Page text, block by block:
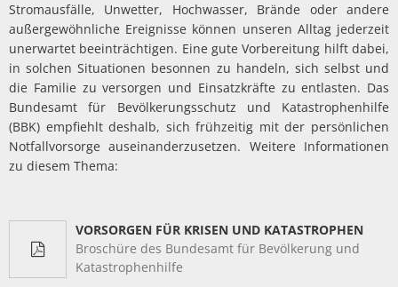
Wahlen
Flüchtlingshilfe
Stadtradeln
Mitarbeitende
Kinder- und
Streetwork / Mobile
Kultur
Freizeit
Bürgermobil
Grillplätze
DGHs
Bürgerhaus
Fahrpläne
Müllabfuhr
Unterkünfte
Gruppenangebote & Führungen
Historisches erleben
Freizeitangebote
Industrie- und Gewerbeflächen
Städtebauförderung Lebendige Zentren ISEK
Dorfentwicklung IKEK
Katastrophen
Stromausfälle, Unwetter, Hochwasser, Brände oder andere
außergewöhnliche Ereignisse können unseren Alltag jederzeit
unerwartet beeinträchtigen. Eine gute Vorbereitung hilft dabei,
in solchen Situationen besonnen zu handeln, sich selbst und
die Familie zu versorgen und Einsatzkräfte zu entlasten. Das
Bundesamt für Bevölkerungsschutz und Katastrophenhilfe
(BBK) empfiehlt deshalb, sich frühzeitig mit der persönlichen
Notfallvorsorge auseinanderzusetzen. Weitere Informationen
zu diesem Thema:
VORSORGEN FÜR KRISEN UND KATASTROPHEN
Broschüre des Bundesamt für Bevölkerung und
Katastrophenhilfe